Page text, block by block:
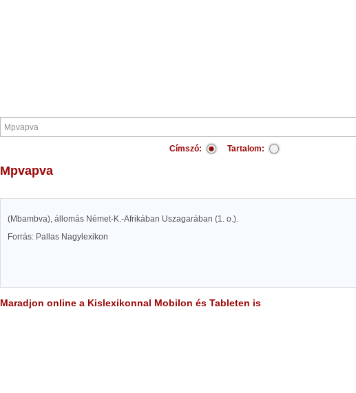
Címszó: Tartalom:
Mpvapva
(Mbambva), állomás Német-K.-Afrikában Uszagarában (1. o.).
Forrás: Pallas Nagylexikon
Maradjon online a Kislexikonnal Mobilon és Tableten is